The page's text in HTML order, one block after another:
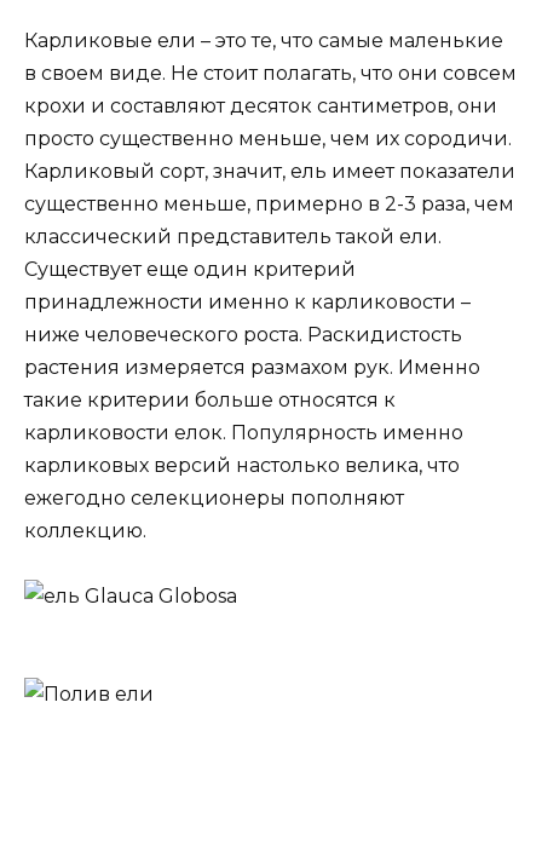
Карликовые ели – это те, что самые маленькие
в своем виде. Не стоит полагать, что они совсем
крохи и составляют десяток сантиметров, они
просто существенно меньше, чем их сородичи.
Карликовый сорт, значит, ель имеет показатели
существенно меньше, примерно в 2-3 раза, чем
классический представитель такой ели.
Существует еще один критерий
принадлежности именно к карликовости –
ниже человеческого роста. Раскидистость
растения измеряется размахом рук. Именно
такие критерии больше относятся к
карликовости елок. Популярность именно
карликовых версий настолько велика, что
ежегодно селекционеры пополняют
коллекцию.